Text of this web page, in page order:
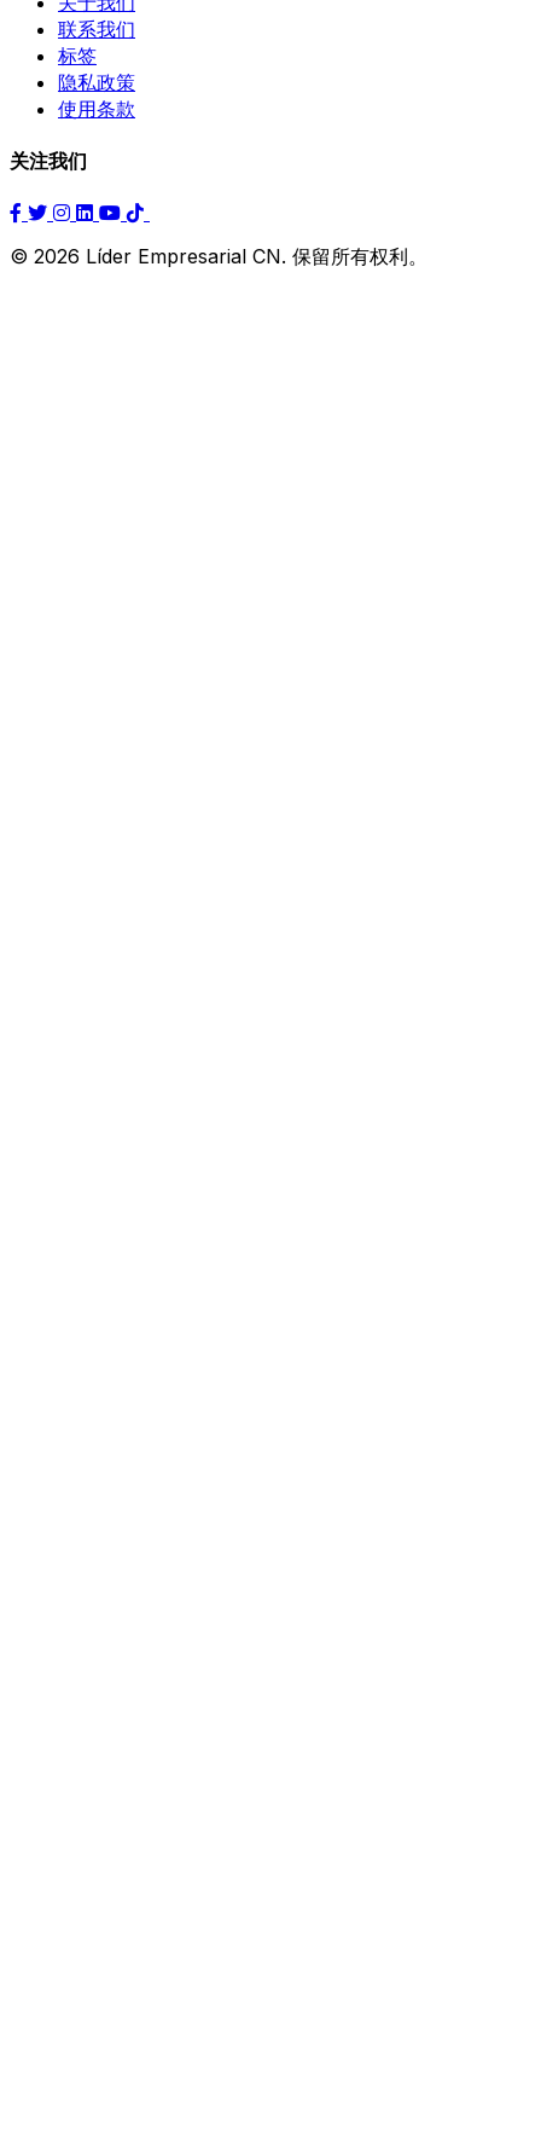
联系我们
标签
隐私政策
使用条款
关注我们
© 2026 Líder Empresarial CN. 保留所有权利。